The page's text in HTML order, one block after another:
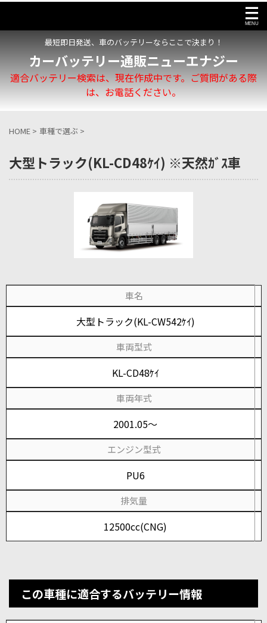
最短即日発送、車のバッテリーならここで決まり！
カーバッテリー通販ニューエナジー
適合バッテリー検索は、現在作成中です。ご質問がある際
は、お電話ください。
HOME > 車種で選ぶ >
大型トラック(KL-CD48ｹｲ) ※天然ｶﾞｽ車
車名
大型トラック(KL-CW542ｹｲ)
車両型式
KL-CD48ｹｲ
車両年式
2001.05～
エンジン型式
PU6
排気量
12500cc(CNG)
この車種に適合するバッテリー情報